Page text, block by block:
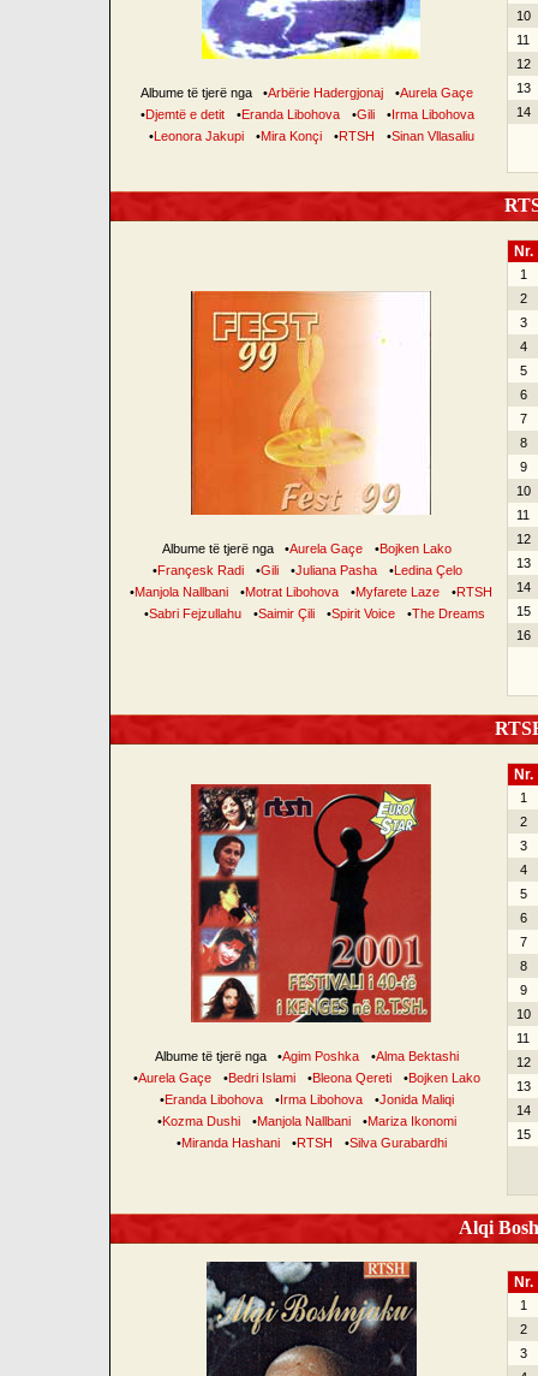
Albume të tjerë nga •Arbërie Hadergjonaj •Aurela Gaçe
•Djemtë e detit •Eranda Libohova •Gili •Irma Libohova
•Leonora Jakupi •Mira Konçi •RTSH •Sinan Vllasaliu
10
11
12
13
14
Albume të tjerë nga •Aurela Gaçe •Bojken Lako
•Françesk Radi •Gili •Juliana Pasha •Ledina Çelo
•Manjola Nallbani •Motrat Libohova •Myfarete Laze •RTSH
•Sabri Fejzullahu •Saimir Çili •Spirit Voice •The Dreams
Nr.
1
2
3
4
5
6
7
8
9
10
11
12
13
14
15
16
Albume të tjerë nga •Agim Poshka •Alma Bektashi
•Aurela Gaçe •Bedri Islami •Bleona Qereti •Bojken Lako
•Eranda Libohova •Irma Libohova •Jonida Maliqi
•Kozma Dushi •Manjola Nallbani •Mariza Ikonomi
•Miranda Hashani •RTSH •Silva Gurabardhi
Nr.
1
2
3
4
5
6
7
8
9
10
11
12
13
14
15
Alqi
Nr.
1
2
3